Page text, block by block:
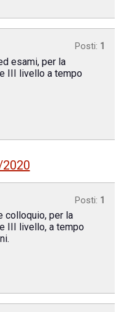
Posti: 1
esami, per la
III livello a tempo
Posti: 1
colloquio, per la
III livello, a tempo